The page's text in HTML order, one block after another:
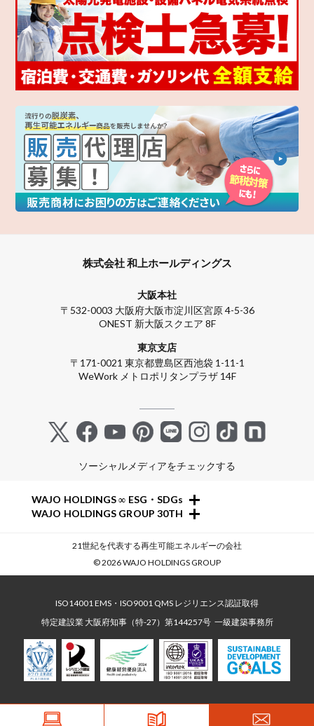
株式会社 和上ホールディングス
大阪本社
〒532-0003 大阪府大阪市淀川区宮原 4-5-36
ONEST 新大阪スクエア 8F
東京支店
〒171-0021 東京都豊島区西池袋 1-11-1
WeWork メトロポリタンプラザ 14F
ソーシャルメディアをチェックする
WAJO HOLDINGS ∞ ESG・SDGs +
- NonFIT太陽光発電所
- FIP転換と蓄電池の増設
- 発電所のパネル 撤去・解体・処分
- 低圧蓄電池の導入
- ESG経営を全力でサポート
- オンライン個別相談
WAJO HOLDINGS GROUP 30TH +
- 収益性が高い系統用蓄電池
- 仲介業者を挟まない買取販売直売店
- 高圧太陽光発電所の一括査定
- FIT投資なら太陽光発電
- 太陽光発電所の売却査定
- 太陽光発電所のかんたん査定
- 太陽光発電所のしっかり査定
- 太陽光発電投資の個別相談
21世紀を代表する再生可能エネルギーの会社
© 2026 WAJO HOLDINGS GROUP
ISO14001 EMS・ISO9001 QMS レジリエンス認証取得
特定建設業 大阪府知事（特-27）第144257号 一級建築事務所